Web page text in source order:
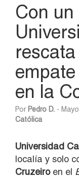
Con
en la
Por Pedro D. -
Católica
Universidad
localía y solo
Cruzeiroen el